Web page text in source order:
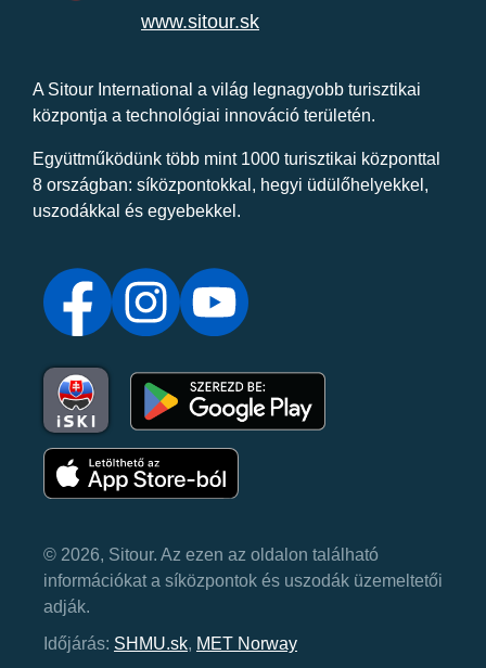
www.sitour.sk
A Sitour International a világ legnagyobb turisztikai
központja a technológiai innováció területén.
Együttműködünk több mint 1000 turisztikai központtal
8 országban: síközpontokkal, hegyi üdülőhelyekkel,
uszodákkal és egyebekkel.
© 2026, Sitour. Az ezen az oldalon található
információkat a síközpontok és uszodák üzemeltetői
adják.
Időjárás: SHMU.sk, MET Norway